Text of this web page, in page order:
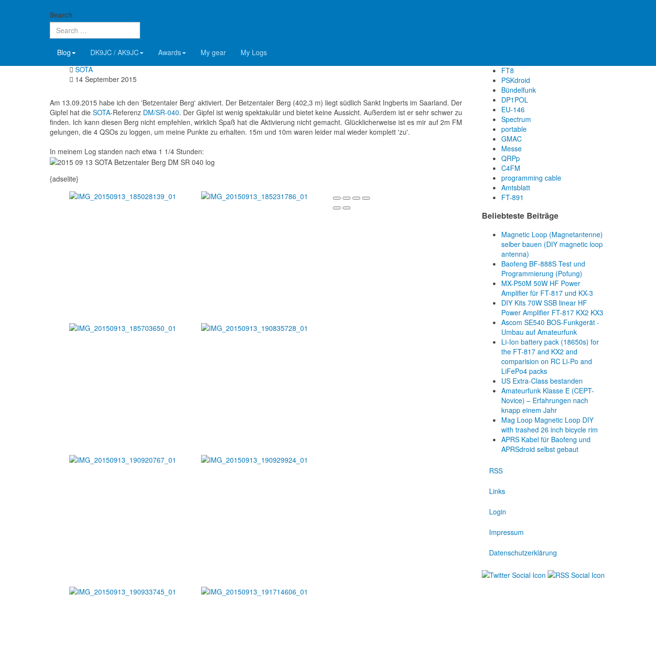
Search
Blog DK9JC / AK9JC Awards My gear My Logs
SOTA: Betzentaler Berg (DM/SR-040) - 13.09.2015
Details
SOTA
14 September 2015
Am 13.09.2015 habe ich den 'Betzentaler Berg' aktiviert. Der Betzentaler Berg (402,3 m) liegt südlich Sankt Ingberts im Saarland. Der
Gipfel hat die SOTA-Referenz DM/SR-040. Der Gipfel ist wenig spektakulär und bietet keine Aussicht. Außerdem ist er sehr schwer zu
finden. Ich kann diesen Berg nicht empfehlen, wirklich Spaß hat die Aktivierung nicht gemacht. Glücklicherweise ist es mir auf 2m FM
gelungen, die 4 QSOs zu loggen, um meine Punkte zu erhalten. 15m und 10m waren leider mal wieder komplett 'zu'.
In meinem Log standen nach etwa 1 1/4 Stunden:
{adselite}
FT8
PSKdroid
Bündelfunk
DP1POL
EU-146
Spectrum
portable
GMAC
Messe
QRPp
C4FM
programming cable
Amtsblatt
FT-891
Beliebteste Beiträge
Magnetic Loop (Magnetantenne)
selber bauen (DIY magnetic loop
antenna)
Baofeng BF-888S Test und
Programmierung (Pofung)
MX-P50M 50W HF Power
Amplifier für FT-817 und KX-3
DIY Kits 70W SSB linear HF
Power Amplifier FT-817 KX2 KX3
Ascom SE540 BOS-Funkgerät -
Umbau auf Amateurfunk
Li-Ion battery pack (18650s) for
the FT-817 and KX2 and
comparision on RC Li-Po and
LiFePo4 packs
US Extra-Class bestanden
Amateurfunk Klasse E (CEPT-
Novice) – Erfahrungen nach
knapp einem Jahr
Mag Loop Magnetic Loop DIY
with trashed 26 inch bicycle rim
APRS Kabel für Baofeng und
APRSdroid selbst gebaut
RSS
Links
Login
Impressum
Datenschutzerklärung